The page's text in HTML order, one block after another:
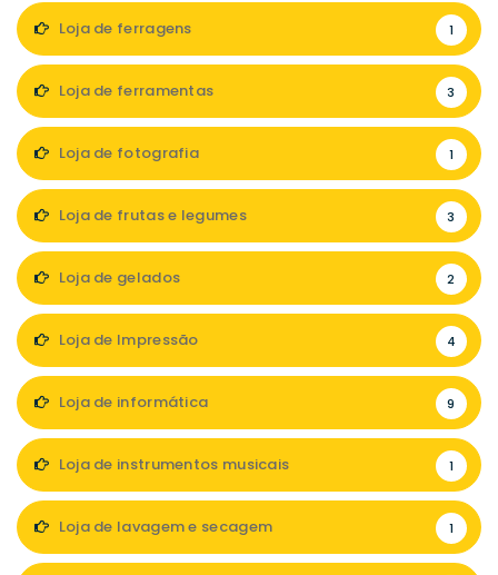
Loja de ferragens 1
Loja de ferramentas 3
Loja de fotografia 1
Loja de frutas e legumes 3
Loja de gelados 2
Loja de Impressão 4
Loja de informática 9
Loja de instrumentos musicais 1
Loja de lavagem e secagem 1